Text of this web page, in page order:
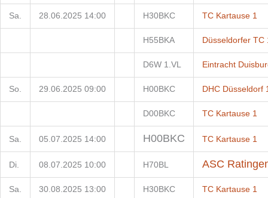
Sa. 28.06.2025 14:00 H30BKC TC Kartause 1
H55BKA Düsseldorfer TC
D6W 1.VL Eintracht
So. 29.06.2025 09:00 H00BKC DHC Düsseldorf
D00BKC TC Kartause 1
Sa. 05.07.2025 14:00 H00BKC TC Kartause 1
Di. 08.07.2025 10:00 H70BL ASC
Sa. 30.08.2025 13:00 H30BKC TC Kartause 1